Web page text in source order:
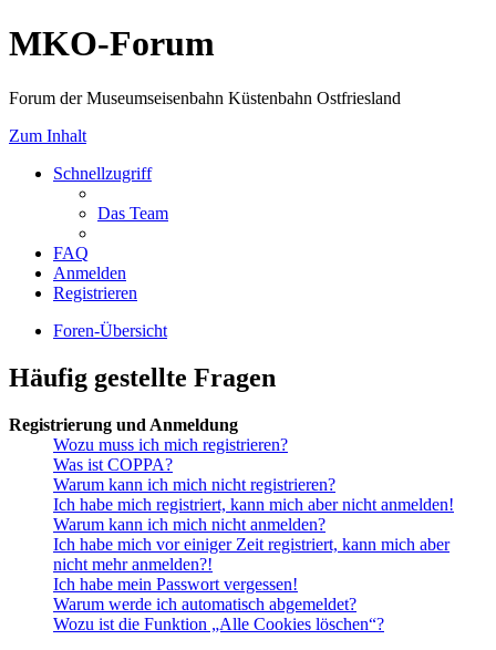
MKO-Forum
Forum der Museumseisenbahn Küstenbahn Ostfriesland
Zum Inhalt
Schnellzugriff
Das Team
FAQ
Anmelden
Registrieren
Foren-Übersicht
Häufig gestellte Fragen
Registrierung und Anmeldung
Wozu muss ich mich registrieren?
Was ist COPPA?
Warum kann ich mich nicht registrieren?
Ich habe mich registriert, kann mich aber nicht anmelden!
Warum kann ich mich nicht anmelden?
Ich habe mich vor einiger Zeit registriert, kann mich aber
nicht mehr anmelden?!
Ich habe mein Passwort vergessen!
Warum werde ich automatisch abgemeldet?
Wozu ist die Funktion „Alle Cookies löschen“?